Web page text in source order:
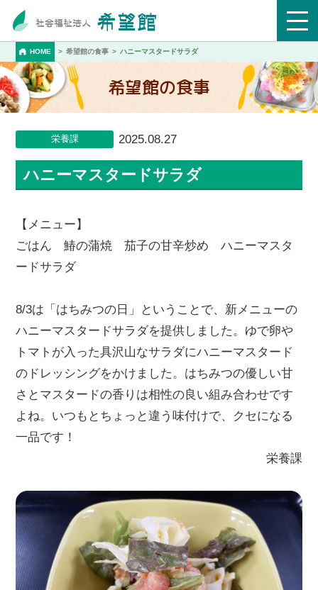
HOME 希望館の食事 ハニーマスタードサラダ
希望館の食事
栄養課 2025.08.27
ハニーマスタードサラダ
【メニュー】
ごはん 鰆の蒲焼 茄子の甘辛炒め ハニーマスタ
ードサラダ
8/3は「はちみつの日」ということで、新メニューの
ハニーマスタードサラダを提供しました。ゆで卵や
トマトが入った具沢山なサラダにハニーマスタード
のドレッシングをかけました。はちみつの優しい甘
さとマスタードの香りは相性の良い組み合わせです
よね。いつもとちょっと違う味付けで、クセになる
一品です！
栄養課